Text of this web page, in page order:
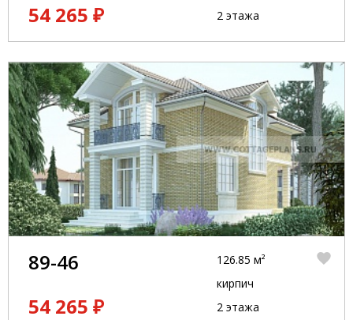
54 265 ₽
2 этажа
89-46
54 265 ₽
126.85 м²
кирпич
2 этажа